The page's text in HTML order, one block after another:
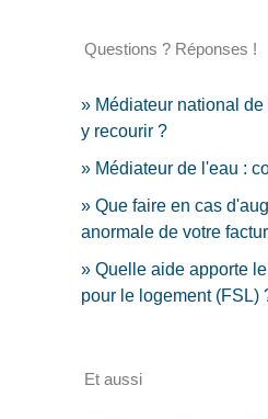
Questions ? Réponses !
Médiateur national
y recourir ?
Médiateur de l'eau :
Que faire en cas
anormale de votre
Quelle aide apporte
pour le logement (FSL)
Et aussi